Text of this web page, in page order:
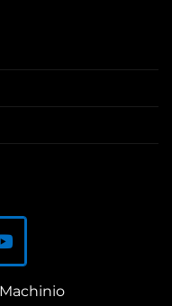
youtube
Machinio